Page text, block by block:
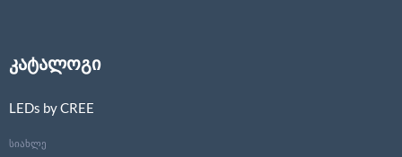
კატალოგი
LEDs by CREE
სიახლე